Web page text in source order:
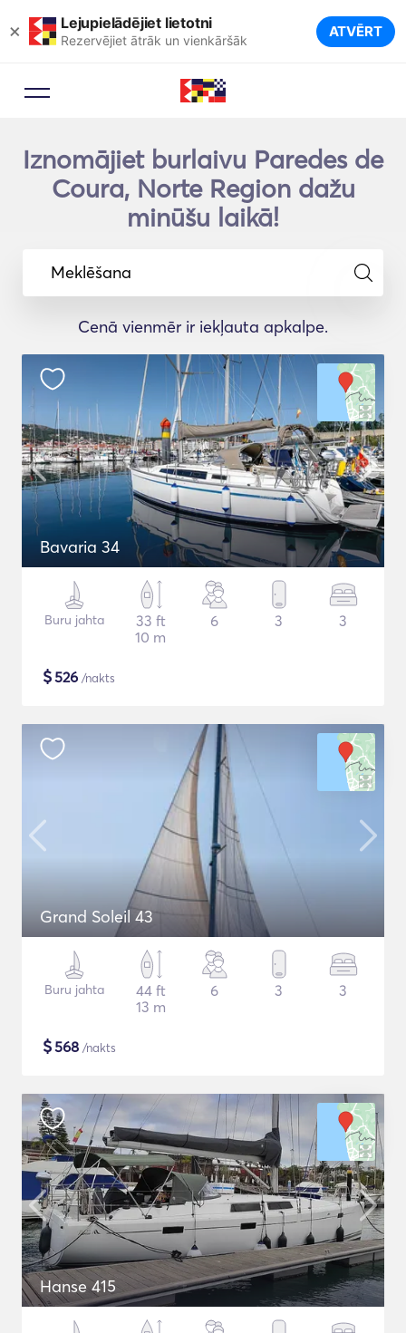
× Lejupielādējiet lietotni
Rezervējiet ātrāk un vienkāršāk ATVĒRT
Iznomājiet burlaivu Paredes de
Coura, Norte Region dažu
minūšu laikā!
Meklēšana
Cenā vienmēr ir iekļauta apkalpe.
Bavaria 34
Buru jahta
33 ft
10 m
6 3 3
$526 /nakts
Grand Soleil 43
Buru jahta
44 ft
13 m
6 3 3
$568 /nakts
Hanse 415